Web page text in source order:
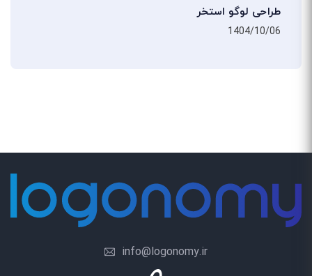
طراحی لوگو استخر
1404/10/06
info@logonomy.ir